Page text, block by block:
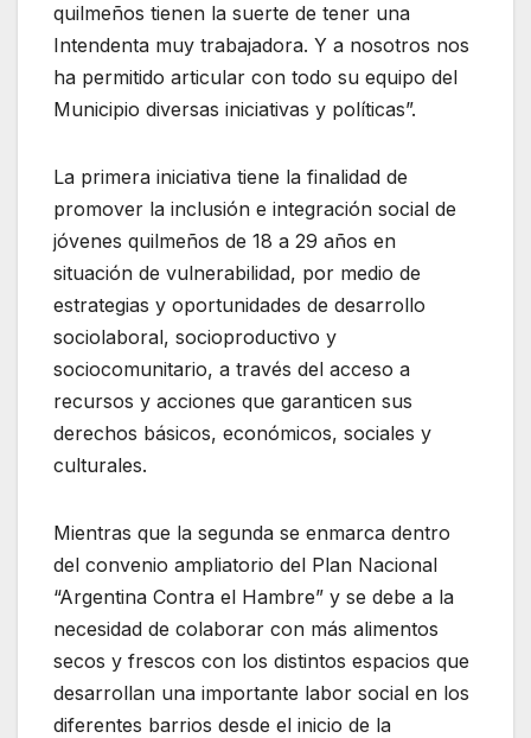
quilmeños tienen la suerte de tener una
Intendenta muy trabajadora. Y a nosotros nos
ha permitido articular con todo su equipo del
Municipio diversas iniciativas y políticas”.
La primera iniciativa tiene la finalidad de
promover la inclusión e integración social de
jóvenes quilmeños de 18 a 29 años en
situación de vulnerabilidad, por medio de
estrategias y oportunidades de desarrollo
sociolaboral, socioproductivo y
sociocomunitario, a través del acceso a
recursos y acciones que garanticen sus
derechos básicos, económicos, sociales y
culturales.
Mientras que la segunda se enmarca dentro
del convenio ampliatorio del Plan Nacional
“Argentina Contra el Hambre” y se debe a la
necesidad de colaborar con más alimentos
secos y frescos con los distintos espacios que
desarrollan una importante labor social en los
diferentes barrios desde el inicio de la